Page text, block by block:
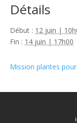
Détails
Début : 12 juin |
Fin : 14 juin | 17h00
Mission plantes